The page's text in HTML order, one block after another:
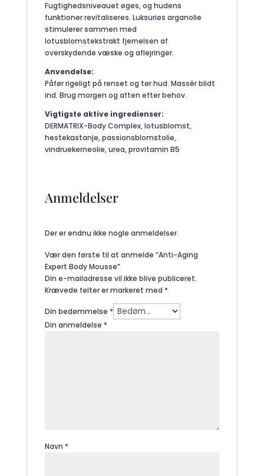
Fugtighedsniveauet øges, og hudens
funktioner revitaliseres. Luksuriøs arganolie
stimulerer sammen med
lotusblomstekstrakt fjernelsen af ​​
overskydende væske og aflejringer.
Anvendelse:
Påfør rigeligt på renset og tør hud. Massér blidt
ind. Brug morgen og aften efter behov.
Vigtigste aktive ingredienser:
DERMATRIX-Body Complex, lotusblomst,
hestekastanje, passionsblomstolie,
vindruekerneolie, urea, provitamin B5
Anmeldelser
Der er endnu ikke nogle anmeldelser.
Vær den første til at anmelde “Anti-Aging
Expert Body Mousse”
Din e-mailadresse vil ikke blive publiceret.
Krævede felter er markeret med *
Din bedømmelse *
Din anmeldelse *
Navn *